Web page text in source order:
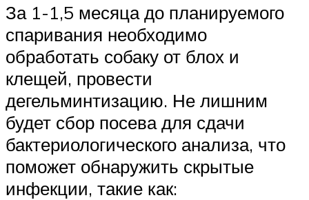
За 1-1,5 месяца до планируемого
спаривания необходимо
обработать собаку от блох и
клещей, провести
дегельминтизацию. Не лишним
будет сбор посева для сдачи
бактериологического анализа, что
поможет обнаружить скрытые
инфекции, такие как: